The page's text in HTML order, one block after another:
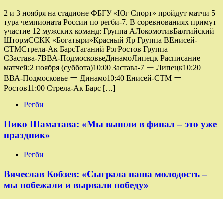
2 и 3 ноября на стадионе ФБГУ «Юг Спорт» пройдут матчи 5
тура чемпионата России по регби-7. В соревнованиях примут
участие 12 мужских команд: Группа AЛокомотивБалтийский
ШтормССКК «Богатыри»Красный Яр Группа ВЕнисей-
СТМСтрела-Ак БарсТаганий РогРостов Группа
СЗастава-7ВВА-ПодмосковьеДинамоЛипецк Расписание
матчей:2 ноября (суббота)10:00 Застава-7 ー Липецк10:20
ВВА-Подмосковье ー Динамо10:40 Енисей-СТМ ー
Ростов11:00 Стрела-Ак Барс […]
Регби
Нико Шаматава: «Мы вышли в финал – это уже
праздник»
Регби
Вячеслав Кобзев: «Сыграла наша молодость –
мы побежали и вырвали победу»